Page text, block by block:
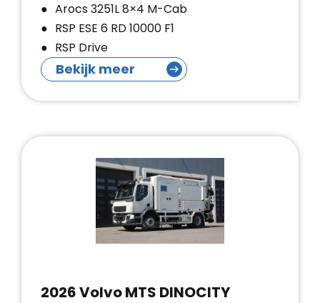
Arocs 3251L 8×4 M-Cab
RSP ESE 6 RD 10000 F1
RSP Drive
Bekijk meer
2026 Volvo MTS DINOCITY